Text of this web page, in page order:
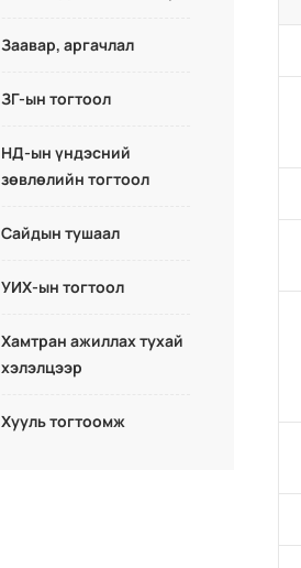
Заавар, аргачлал
ЗГ-ын тогтоол
НД-ын үндэсний
зөвлөлийн тогтоол
Сайдын тушаал
УИХ-ын тогтоол
Хамтран ажиллах тухай
хэлэлцээр
Хууль тогтоомж